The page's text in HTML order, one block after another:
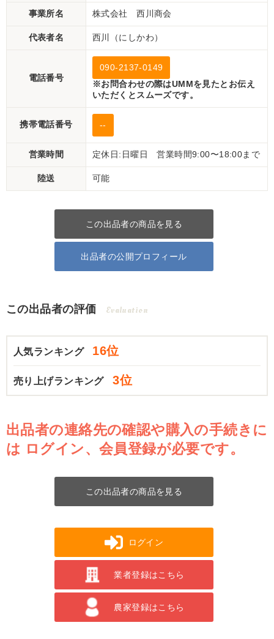
事業所名 株式会社 西川商会
代表者名 西川（にしかわ）
電話番号
090-2137-0149
※お問合わせの際はUMMを見たとお伝え
いただくとスムーズです。
携帯電話番号 --
営業時間 定休日:日曜日 営業時間9:00〜18:00まで
陸送 可能
この出品者の商品を見る
出品者の公開プロフィール
この出品者の評価 Evaluation
人気ランキング 16位
売り上げランキング 3位
出品者の連絡先の確認や購入の手続きに
は ログイン、会員登録が必要です。
この出品者の商品を見る
ログイン
業者登録はこちら
農家登録はこちら